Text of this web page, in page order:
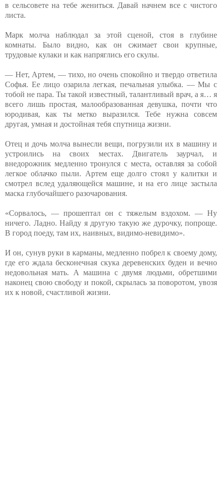
в сельсовете на тебе жениться. Давай начнем все с чистого
листа.
Марк молча наблюдал за этой сценой, стоя в глубине
комнаты. Было видно, как он сжимает свои крупные,
трудовые кулаки и как напряглись его скулы.
— Нет, Артем, — тихо, но очень спокойно и твердо ответила
Софья. Ее лицо озарила легкая, печальная улыбка. — Мы с
тобой не пара. Ты такой известный, талантливый врач, а я… я
всего лишь простая, малообразованная девушка, почти что
юродивая, как ты метко выразился. Тебе нужна совсем
другая, умная и достойная тебя спутница жизни.
Отец и дочь молча вынесли вещи, погрузили их в машину и
устроились на своих местах. Двигатель заурчал, и
внедорожник медленно тронулся с места, оставляя за собой
легкое облачко пыли. Артем еще долго стоял у калитки и
смотрел вслед удаляющейся машине, и на его лице застыла
маска глубочайшего разочарования.
«Сорвалось, — прошептал он с тяжелым вздохом. — Ну
ничего. Ладно. Найду я другую такую же дурочку, попроще.
В город поеду, там их, наивных, видимо-невидимо».
И он, сунув руки в карманы, медленно побрел к своему дому,
где его ждала бесконечная скука деревенских буден и вечно
недовольная мать. А машина с двумя людьми, обретшими
наконец свою свободу и покой, скрылась за поворотом, увозя
их к новой, счастливой жизни.